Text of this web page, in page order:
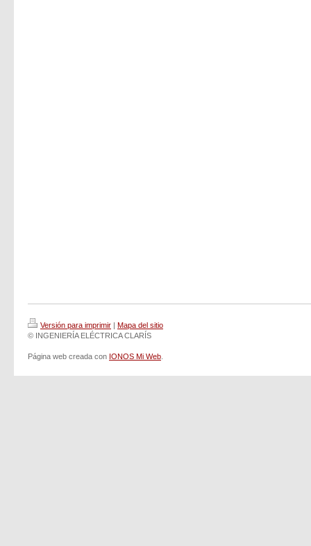
Versión para imprimir
Mapa del sitio
© INGENIERÍA ELÉCTRICA CLARÍS
Página web creada con IONOS Mi Web